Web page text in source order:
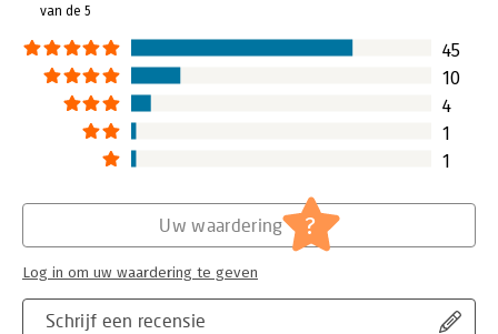
Buis is een buitengewoon goede
aanvulling hierop. Praktijkgerichter
dan dit boek is haast niet meer
mogelijk. Een bron van inspiratie die
aanzet om er direct mee aan de slag
te gaan.
Lees verder
van de 5
45
10
4
1
1
Schrijf een recensie
Uw waardering ?
Log in om uw waardering te geven